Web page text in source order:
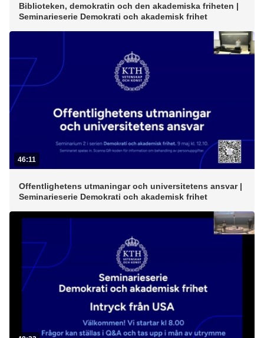
Biblioteken, demokratin och den akademiska friheten |
Seminarieserie Demokrati och akademisk frihet
46:11
Offentlighetens utmaningar och universitetens ansvar |
Seminarieserie Demokrati och akademisk frihet